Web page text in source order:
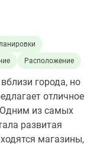
Расположение
города, но
отличное
Одним из самых
развитая
магазины,